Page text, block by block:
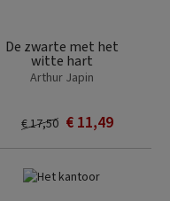
De zwarte met het
witte hart
Arthur Japin
€ 11,49
€ 17,50